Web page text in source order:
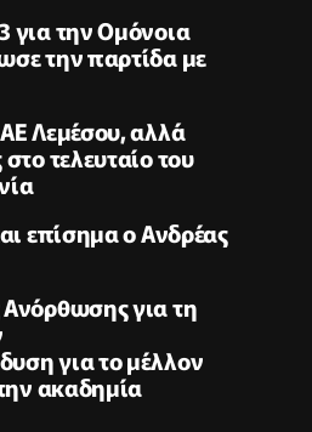
για την Ομόνοια
την παρτίδα με
Λεμέσου, αλλά
τελευταίο του
επίσημα ο Ανδρέας
για τη
για το μέλλον
ακαδημία